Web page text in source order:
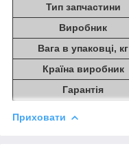
Тип запчастини
Виробник
Вага в упаковці, кг
Країна виробник
Гарантія
Приховати